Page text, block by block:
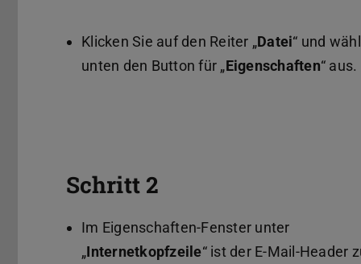
Klicken Sie auf den Reiter „Datei“ und
unten den Button für „Eigenschaften“ aus.
Schritt 2
Im Eigenschaften-Fenster unter
„Internetkopfzeile“ ist der E-Mail-Header